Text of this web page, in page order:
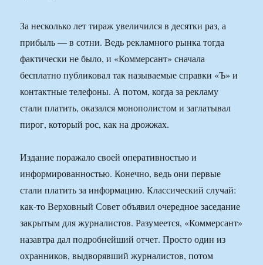
За несколько лет тираж увеличился в десятки раз, а
прибыль — в сотни. Ведь рекламного рынка тогда
фактически не было, и «Коммерсант» сначала
бесплатно публиковал так называемые справки «Ъ» и
контактные телефоны. А потом, когда за рекламу
стали платить, оказался монополистом и заглатывал
пирог, который рос, как на дрожжах.
Издание поражало своей оперативностью и
информированностью. Конечно, ведь они первые
стали платить за информацию. Классический случай:
как-то Верховный Совет объявил очередное заседание
закрытым для журналистов. Разумеется, «Коммерсант»
назавтра дал подробнейший отчет. Просто один из
охранников, выдворявший журналистов, потом